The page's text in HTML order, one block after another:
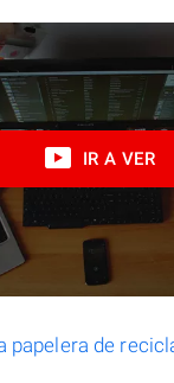
IR A VER
papelera de